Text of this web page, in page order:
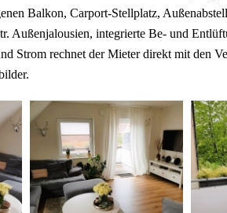
Balkon, Carport-Stellplatz,
Außenjalousien, integrierte Be- und
Strom rechnet der Mieter direkt mit den